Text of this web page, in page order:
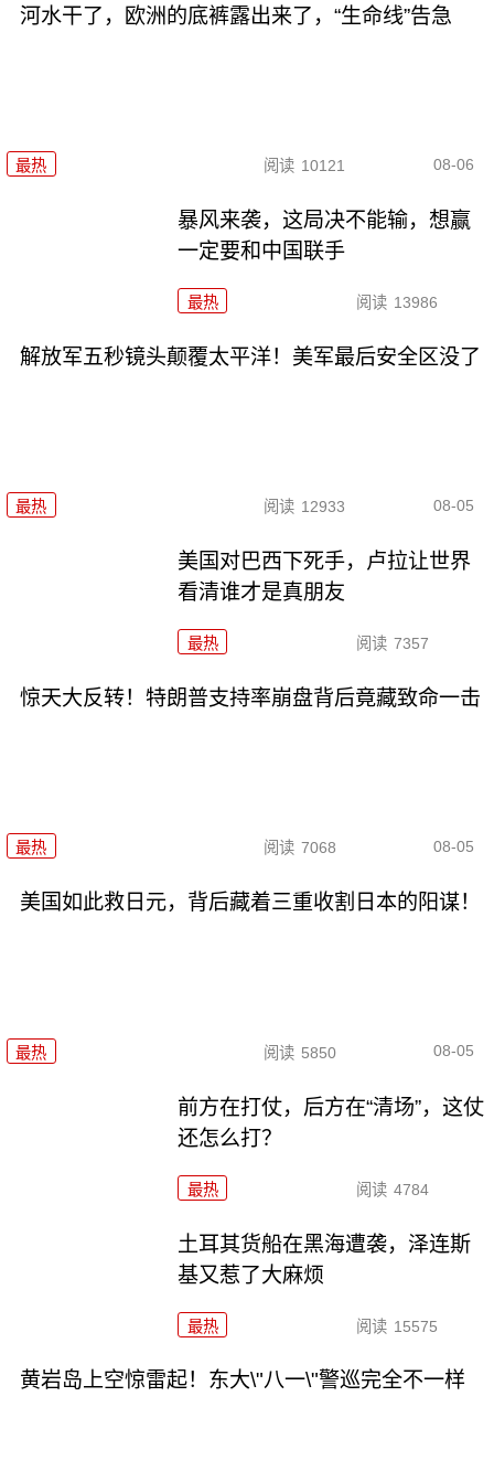
河水干了，欧洲的底裤露出来了，“生命线”告急
最热 阅读 10121 08-06
暴风来袭，这局决不能输，想赢
一定要和中国联手
最热 阅读 13986
解放军五秒镜头颠覆太平洋！美军最后安全区没了
最热 阅读 12933 08-05
美国对巴西下死手，卢拉让世界
看清谁才是真朋友
最热 阅读 7357
惊天大反转！特朗普支持率崩盘背后竟藏致命一击
最热 阅读 7068 08-05
美国如此救日元，背后藏着三重收割日本的阳谋！
最热 阅读 5850 08-05
前方在打仗，后方在“清场”，这仗
还怎么打？
最热 阅读 4784
土耳其货船在黑海遭袭，泽连斯
基又惹了大麻烦
最热 阅读 15575
黄岩岛上空惊雷起！东大\"八一\"警巡完全不一样